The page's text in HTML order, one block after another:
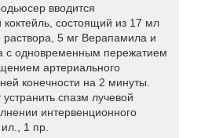
вводится
коктейль, состоящий из 17 мл
раствора, 5 мг Верапамила и
с одновременным пережатием
артериального
конечности на 2 минуты.
спазм лучевой
интервенционного
1 пр.